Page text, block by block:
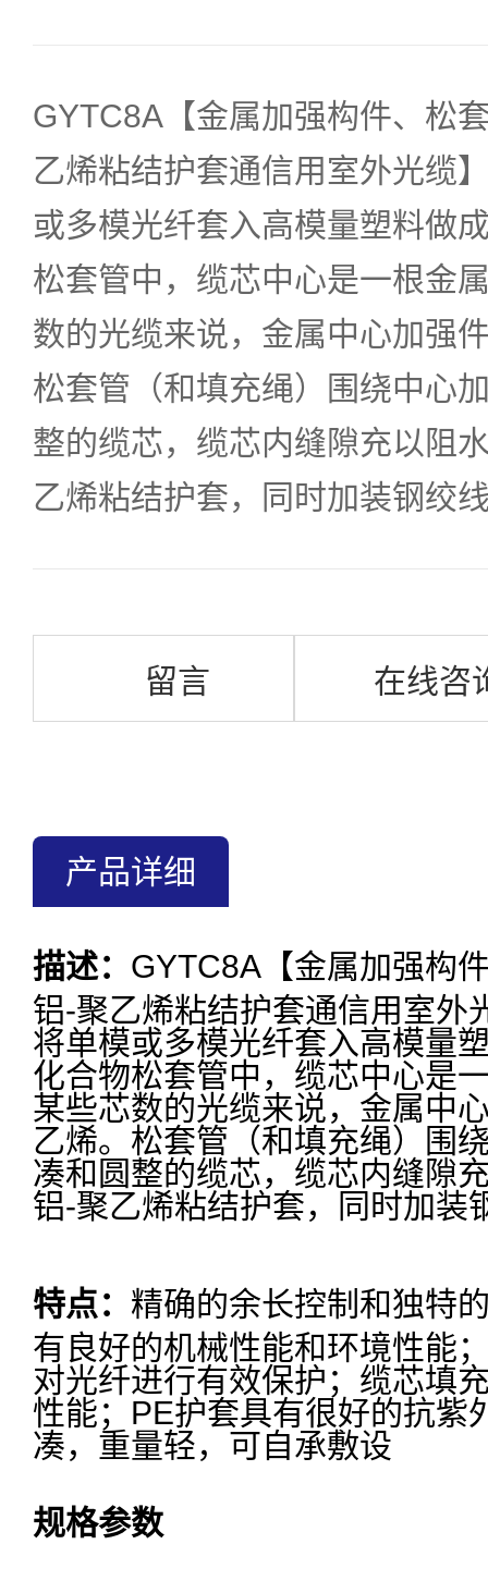
GYTC8A【金属加强构件、松
乙烯粘结护套通信用室外光缆
或多模光纤套入高模量塑料做
松套管中，缆芯中心是一根金
数的光缆来说，金属中心加强
松套管（和填充绳）围绕中心
整的缆芯，缆芯内缝隙充以阻
乙烯粘结护套，同时加装钢绞
留言 在线咨
产品详细
描述： GYTC8A【金属加强构
铝-聚乙烯粘结护套通信用室外
将单模或多模光纤套入高模量
化合物松套管中，缆芯中心是
某些芯数的光缆来说，金属中
乙烯。松套管（和填充绳）围
凑和圆整的缆芯，缆芯内缝隙
铝-聚乙烯粘结护套，同时加装
特点： 精确的余长控制和独特
有良好的机械性能和环境性能
对光纤进行有效保护；缆芯填
性能；PE护套具有很好的抗紫
凑，重量轻，可自承敷设
规格参数